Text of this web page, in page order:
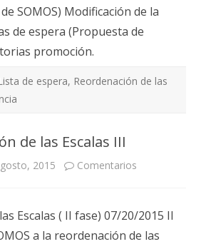
SOMOS) Modificación de la
de espera (Propuesta de
promoción.
de espera, Reordenación de las
de las Escalas III
2015 Comentarios
Escalas ( II fase) 07/20/2015 II
a la reordenación de las